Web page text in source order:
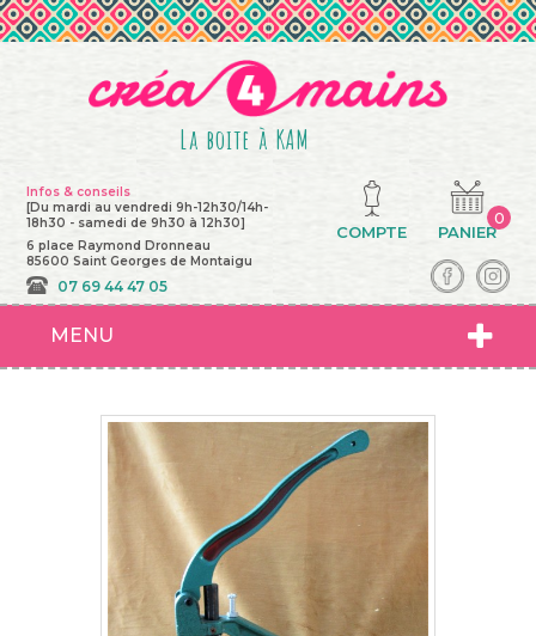
Infos & conseils
[Du mardi au vendredi 9h-12h30/14h-
18h30 - samedi de 9h30 à 12h30]
6 place Raymond Dronneau
85600 Saint Georges de Montaigu
07 69 44 47 05
La boite à KAM
PANIER
0
COMPTE
MENU